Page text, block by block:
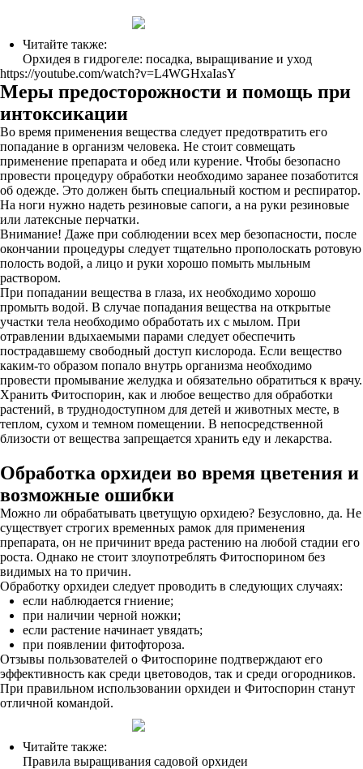
Читайте также:
Орхидея в гидрогеле: посадка, выращивание и уход
https://youtube.com/watch?v=L4WGHxaIasY
Меры предосторожности и помощь при
интоксикации
Во время применения вещества следует предотвратить его
попадание в организм человека. Не стоит совмещать
применение препарата и обед или курение. Чтобы безопасно
провести процедуру обработки необходимо заранее позаботится
об одежде. Это должен быть специальный костюм и респиратор.
На ноги нужно надеть резиновые сапоги, а на руки резиновые
или латексные перчатки.
Внимание! Даже при соблюдении всех мер безопасности, после
окончании процедуры следует тщательно прополоскать ротовую
полость водой, а лицо и руки хорошо помыть мыльным
раствором.
При попадании вещества в глаза, их необходимо хорошо
промыть водой. В случае попадания вещества на открытые
участки тела необходимо обработать их с мылом. При
отравлении вдыхаемыми парами следует обеспечить
пострадавшему свободный доступ кислорода. Если вещество
каким-то образом попало внутрь организма необходимо
провести промывание желудка и обязательно обратиться к врачу.
Хранить Фитоспорин, как и любое вещество для обработки
растений, в труднодоступном для детей и животных месте, в
теплом, сухом и темном помещении. В непосредственной
близости от вещества запрещается хранить еду и лекарства.
Обработка орхидеи во время цветения и
возможные ошибки
Можно ли обрабатывать цветущую орхидею? Безусловно, да. Не
существует строгих временных рамок для применения
препарата, он не причинит вреда растению на любой стадии его
роста. Однако не стоит злоупотреблять Фитоспорином без
видимых на то причин.
Обработку орхидеи следует проводить в следующих случаях:
если наблюдается гниение;
при наличии черной ножки;
если растение начинает увядать;
при появлении фитофтороза.
Отзывы пользователей о Фитоспорине подтверждают его
эффективность как среди цветоводов, так и среди огородников.
При правильном использовании орхидеи и Фитоспорин станут
отличной командой.
Читайте также:
Правила выращивания садовой орхидеи